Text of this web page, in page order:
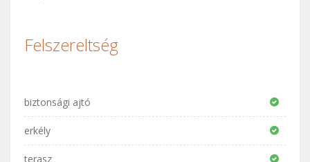
Felszereltség
biztonsági ajtó
erkély
terasz